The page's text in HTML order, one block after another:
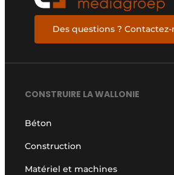
Des questions ? Contactez-
CONSTRUIRE LA WALLONIE
Béton
Construction
Matériel et machines